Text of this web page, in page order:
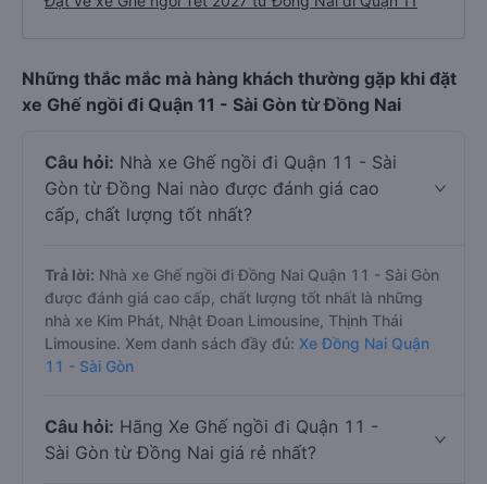
Những thắc mắc mà hàng khách thường gặp khi đặt
xe Ghế ngồi đi Quận 11 - Sài Gòn từ Đồng Nai
Câu hỏi: Nhà xe Ghế ngồi đi Quận 11 - Sài
Gòn từ Đồng Nai nào được đánh giá cao
cấp, chất lượng tốt nhất?
Trả lời: Nhà xe Ghế ngồi đi Đồng Nai Quận 11 - Sài Gòn
được đánh giá cao cấp, chất lượng tốt nhất là những
nhà xe Kim Phát, Nhật Đoan Limousine, Thịnh Thái
Limousine. Xem danh sách đầy đủ: Xe Đồng Nai Quận
11 - Sài Gòn
Câu hỏi: Hãng Xe Ghế ngồi đi Quận 11 -
Sài Gòn từ Đồng Nai giá rẻ nhất?